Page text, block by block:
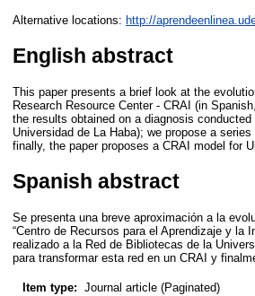
Alternative locations: http://
English abstract
This paper presents a brief look at the
Research Resource Center - CRAI (in
the results obtained on a diagnosis
Universidad de La Haba); we propose a
finally, the paper proposes a CRAI model for
Spanish abstract
Se presenta una breve aproximación a la
“Centro de Recursos para el Aprendizaje y la
realizado a la Red de Bibliotecas de la
para transformar esta red en un CRAI y
Item type: Journal article (Paginated)